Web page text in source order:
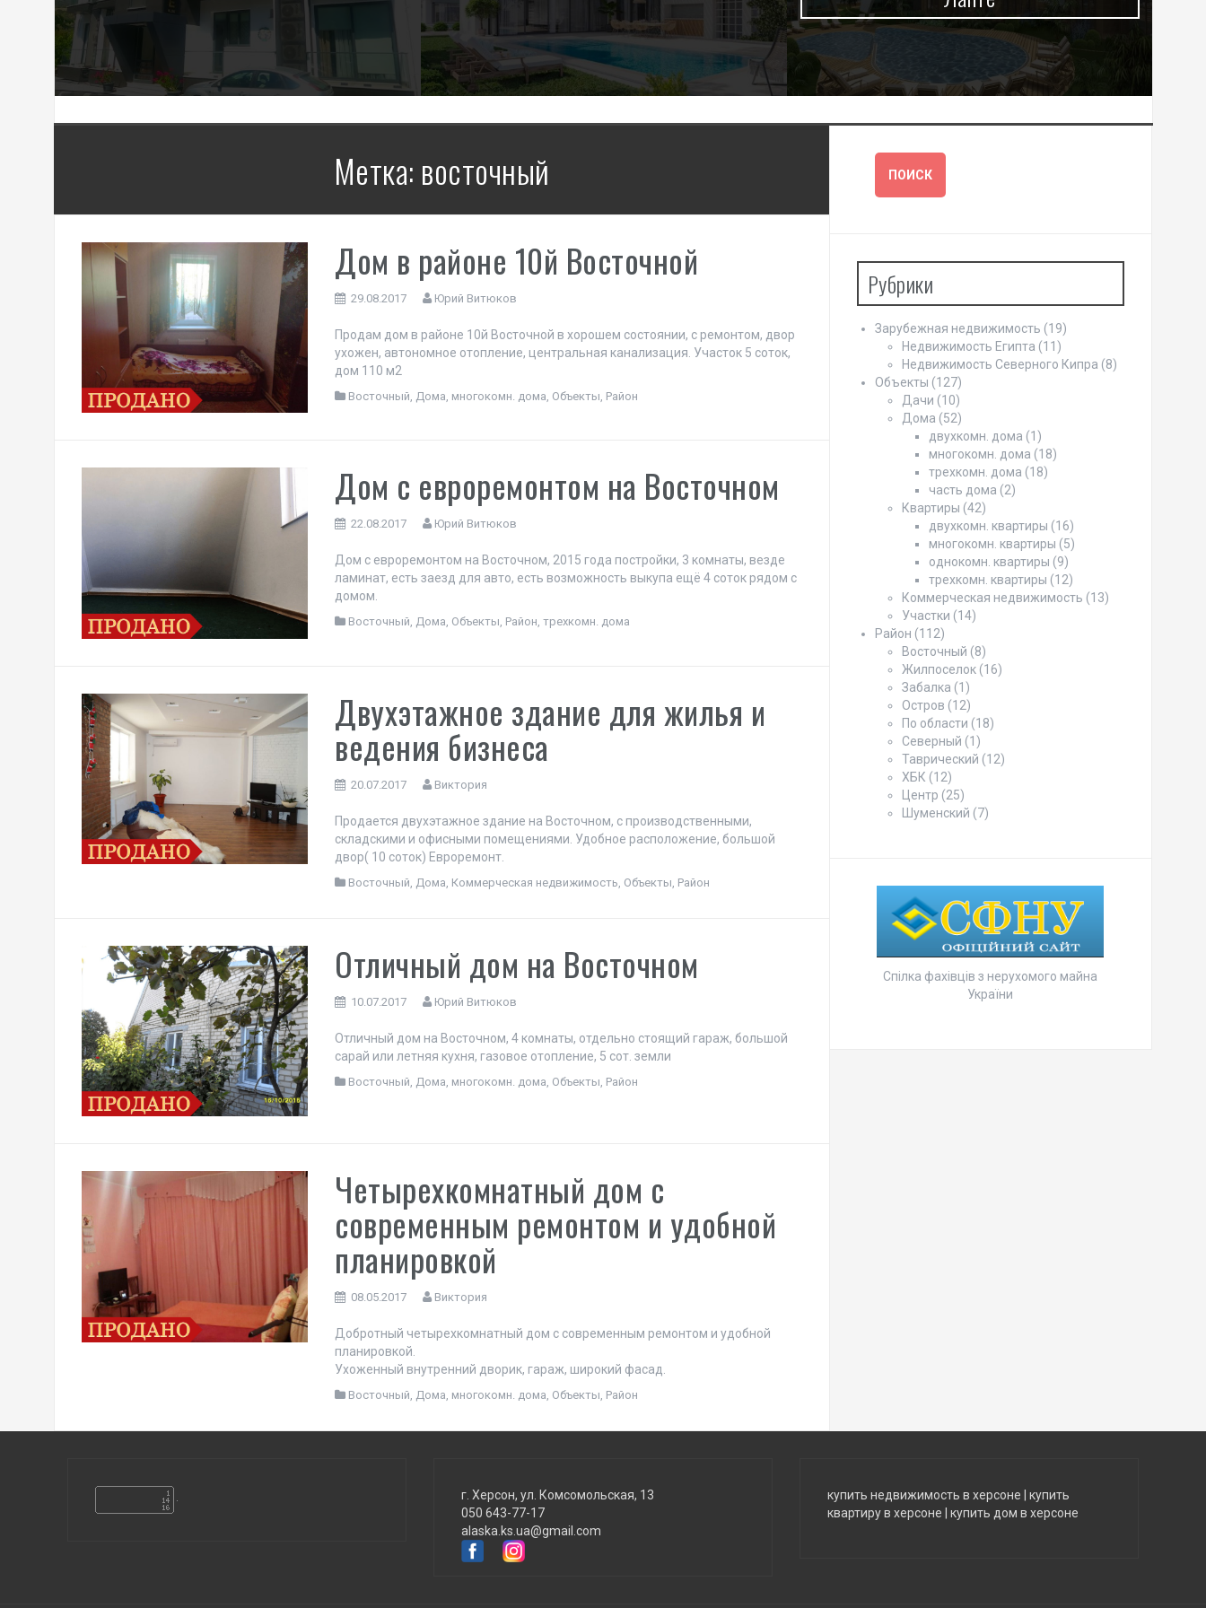
Метка: восточный
Дом в районе 10й Восточной
29.08.2017 Юрий Витюков
Продам дом в районе 10й Восточной в хорошем состоянии, с ремонтом, двор
ухожен, автономное отопление, центральная канализация. Участок 5 соток,
дом 110 м2
Восточный, Дома, многокомн. дома, Объекты, Район
Дом с евроремонтом на Восточном
22.08.2017 Юрий Витюков
Дом с евроремонтом на Восточном, 2015 года постройки, 3 комнаты, везде
ламинат, есть заезд для авто, есть возможность выкупа ещё 4 соток рядом с
домом.
Восточный, Дома, Объекты, Район,трехкомн. дома
Двухэтажное здание для жилья и
ведения бизнеса
20.07.2017 Виктория
Продается двухэтажное здание на Восточном, с производственными,
складскими и офисными помещениями. Удобное расположение, большой
двор( 10 соток) Евроремонт.
Восточный Дома Коммерческая недвижимость Объекты Район
Отличный дом на Восточном
10.07.2017 Юрий Витюков
Отличный дом на Восточном, 4 комнаты, отдельно стоящий гараж, большой
сарай или летняя кухня, газовое отопление, 5 сот. земли
Восточный Дома многокомн. дома Объекты Район
Четырехкомнатный дом с
современным ремонтом и удобной
планировкой
08.05.2017 Виктория
Добротный четырехкомнатный дом с современным ремонтом и удобной
планировкой.
Ухоженный внутренний дворик, гараж, широкий фасад.
Восточный, Дома, многокомн. дома, Объекты, Район
Рубрики
Зарубежная недвижимость (19)
Недвижимость Египта (11)
Недвижимость Северного Кипра (8)
Объекты (127)
Дачи (10)
Дома (52)
двухкомн. дома (1)
многокомн. дома (18)
трехкомн. дома (18)
часть дома (2)
Квартиры (42)
двухкомн. квартиры (16)
многокомн. квартиры (5)
однокомн. квартиры (9)
трехкомн. квартиры (12)
Коммерческая недвижимость (13)
Участки (14)
Район (112)
Восточный (8)
Жилпоселок(16)
Забалка (1)
Остров (12)
По области (18)
Северный (1)
Таврический (12)
ХБК (12)
Центр (25)
Шуменский (7)
Спілка фахівців з нерухомого майна
України
г. Херсон, ул. Комсомольская, 13
050 643-77-17
alaska.ks.ua@gmail.com
купить недвижимость в херсоне |купить
квартиру в херсоне |купить дом в херсоне